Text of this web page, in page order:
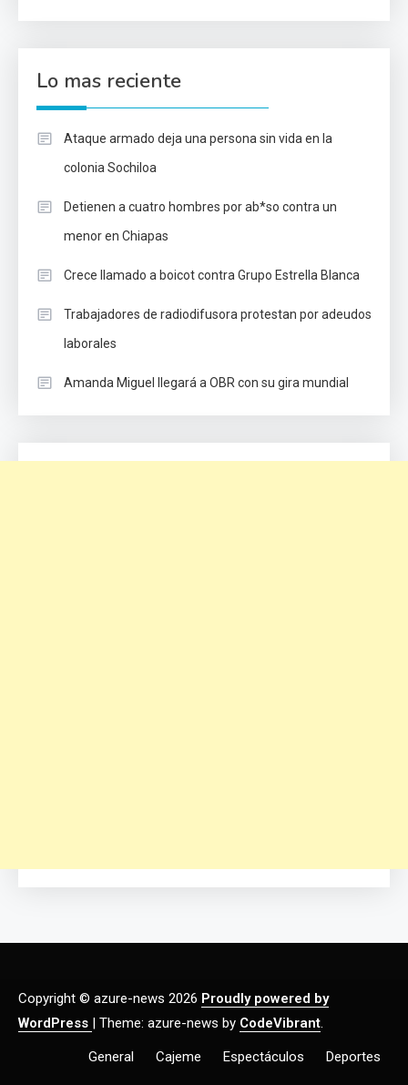
Lo mas reciente
Ataque armado deja una persona sin vida en la
colonia Sochiloa
Detienen a cuatro hombres por ab*so contra un
menor en Chiapas
Crece llamado a boicot contra Grupo Estrella Blanca
Trabajadores de radiodifusora protestan por adeudos
laborales
Amanda Miguel llegará a OBR con su gira mundial
Copyright © azure-news 2026 Proudly powered by
WordPress | Theme: azure-news by CodeVibrant.
General Cajeme Espectáculos Deportes